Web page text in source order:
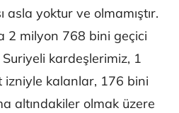
asla yoktur ve olmamıştır.
2 milyon 768 bini geçici
kardeşlerimiz, 1
kalanlar, 176 bini
altındakiler olmak üzere